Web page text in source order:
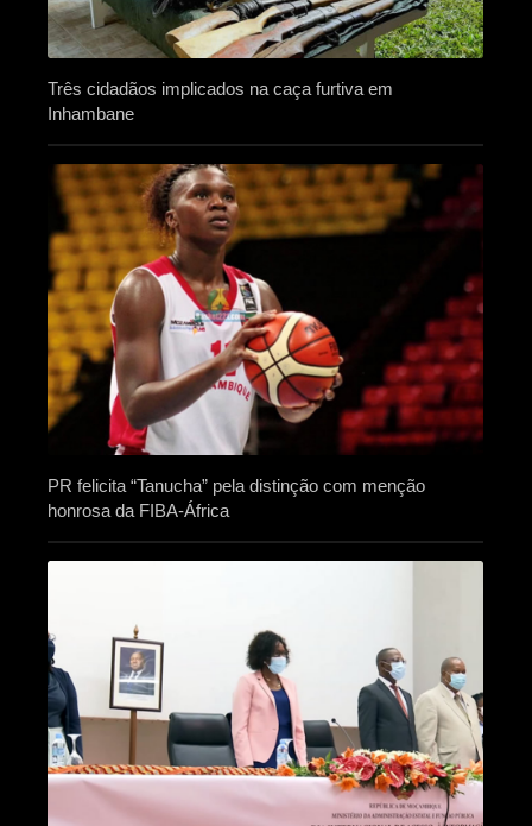
Três cidadãos implicados na caça furtiva em
Inhambane
PR felicita “Tanucha” pela distinção com menção
honrosa da FIBA-África